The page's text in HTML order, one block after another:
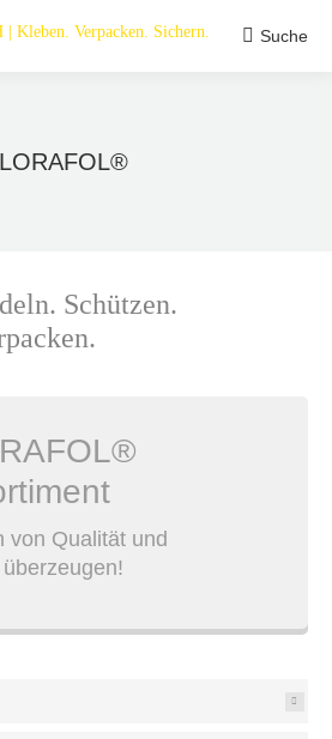
Search:
Suche
LORAFOL®
Schützen.
von Qualität und